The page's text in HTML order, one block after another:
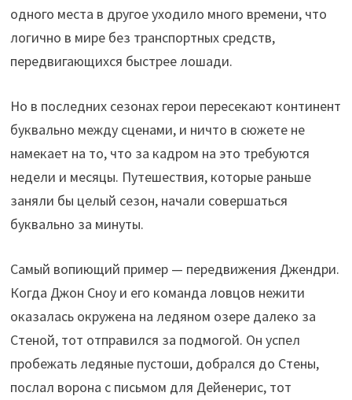
одного места в другое уходило много времени, что
логично в мире без транспортных средств,
передвигающихся быстрее лошади.
Но в последних сезонах герои пересекают континент
буквально между сценами, и ничто в сюжете не
намекает на то, что за кадром на это требуются
недели и месяцы. Путешествия, которые раньше
заняли бы целый сезон, начали совершаться
буквально за минуты.
Самый вопиющий пример — передвижения Джендри.
Когда Джон Сноу и его команда ловцов нежити
оказалась окружена на ледяном озере далеко за
Стеной, тот отправился за подмогой. Он успел
пробежать ледяные пустоши, добрался до Стены,
послал ворона с письмом для Дейенерис, тот